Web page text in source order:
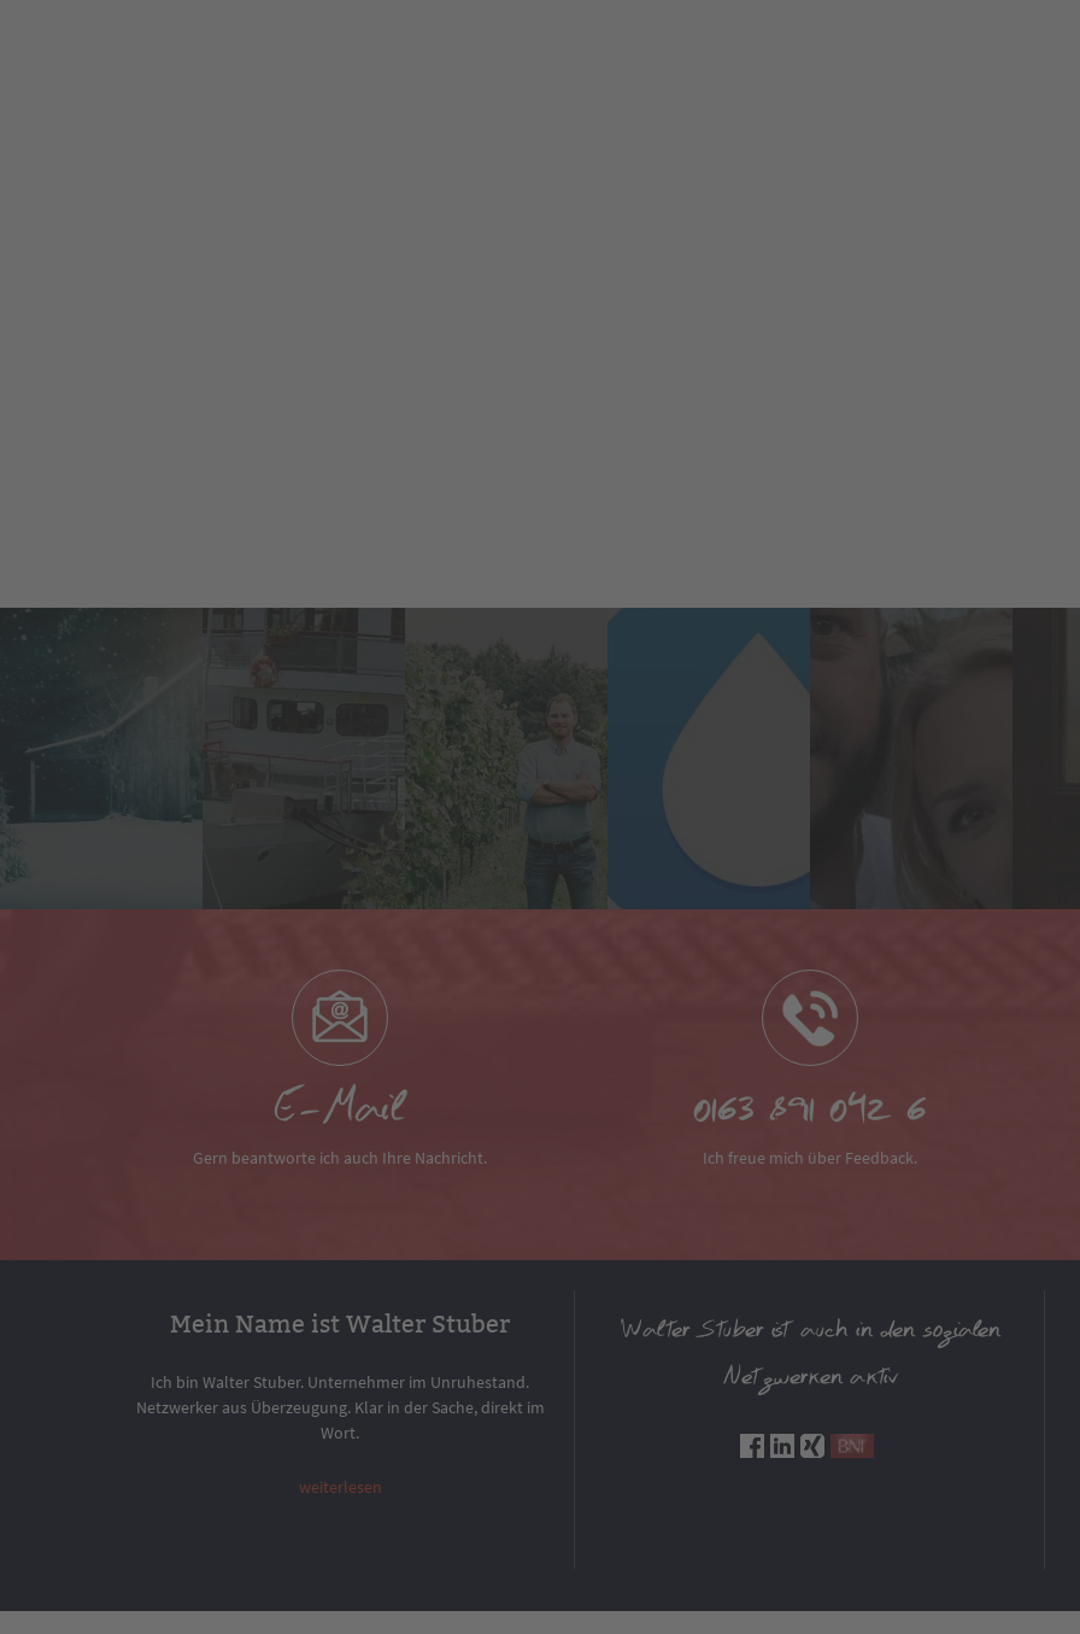
E-Mail
Gern beantworte ich auch Ihre Nachricht.
0163 891 042 6
Ich freue mich über Feedback.
Mein Name ist Walter Stuber
Ich bin Walter Stuber. Unternehmer im Unruhestand.
Netzwerker aus Überzeugung. Klar in der Sache, direkt im
Wort.
weiterlesen
Walter Stuber ist auch in den sozialen
Netzwerken aktiv